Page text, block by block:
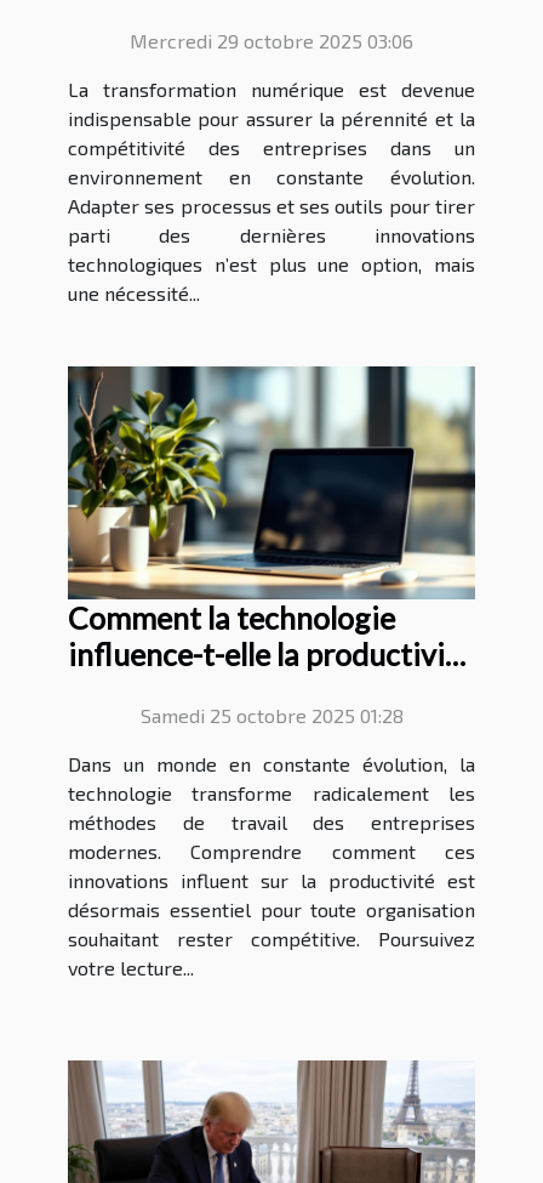
Mercredi 29 octobre 2025 03:06
La transformation numérique est devenue
indispensable pour assurer la pérennité et la
compétitivité des entreprises dans un
environnement en constante évolution.
Adapter ses processus et ses outils pour tirer
parti des dernières innovations
technologiques n’est plus une option, mais
une nécessité...
Comment la technologie
influence-t-elle la productivité
Samedi 25 octobre 2025 01:28
Dans un monde en constante évolution, la
technologie transforme radicalement les
méthodes de travail des entreprises
modernes. Comprendre comment ces
innovations influent sur la productivité est
désormais essentiel pour toute organisation
souhaitant rester compétitive. Poursuivez
votre lecture...